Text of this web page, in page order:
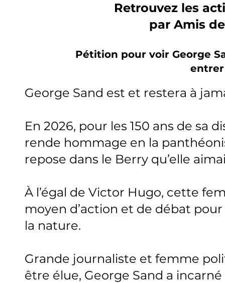
Retrouvez les
par Amis
Pétition pour voir George
George Sand est et restera à
En 2026, pour les 150 ans de sa
rende hommage en la
repose dans le Berry qu’elle
À l’égal de Victor Hugo, cette
moyen d’action et de débat
la nature.
Grande journaliste et femme
être élue, George Sand a